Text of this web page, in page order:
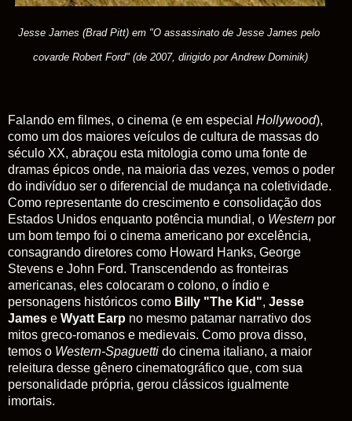
Jesse James (Brad Pitt) em "O assassinato de Jesse James pelo
covarde Robert Ford" (de 2007, dirigido por Andrew Dominik)
Falando em filmes, o cinema (e em especial Hollywood),
como um dos maiores veículos de cultura de massas do
século XX, abraçou esta mitologia como uma fonte de
dramas épicos onde, na maioria das vezes, vemos o poder
do indivíduo ser o diferencial de mudança na coletividade.
Como representante do crescimento e consolidação dos
Estados Unidos enquanto potência mundial, o Western por
um bom tempo foi o cinema americano por excelência,
consagrando diretores como Howard Hanks, George
Stevens e John Ford. Transcendendo as fronteiras
americanas, eles colocaram o colono, o índio e
personagens históricos como Billy "The Kid", Jesse
James e Wyatt Earp no mesmo patamar narrativo dos
mitos greco-romanos e medievais. Como prova disso,
temos o Western-Spaguetti do cinema italiano, a maior
releitura desse gênero cinematográfico que, com sua
personalidade própria, gerou clássicos igualmente
imortais.